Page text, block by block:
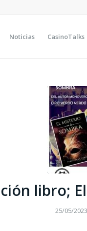
Noticias CasinoTalks
libro;
25/05/2023